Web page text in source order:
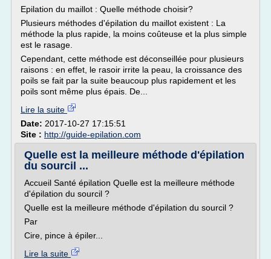
Epilation du maillot : Quelle méthode choisir?
Plusieurs méthodes d'épilation du maillot existent : La
méthode la plus rapide, la moins coûteuse et la plus simple
est le rasage.
Cependant, cette méthode est déconseillée pour plusieurs
raisons : en effet, le rasoir irrite la peau, la croissance des
poils se fait par la suite beaucoup plus rapidement et les
poils sont même plus épais. De...
Lire la suite
Date: 2017-10-27 17:15:51
Site : http://guide-epilation.com
Quelle est la meilleure méthode d'épilation
du sourcil ...
Accueil Santé épilation Quelle est la meilleure méthode
d'épilation du sourcil ?
Quelle est la meilleure méthode d'épilation du sourcil ?
Par
Cire, pince à épiler...
Lire la suite